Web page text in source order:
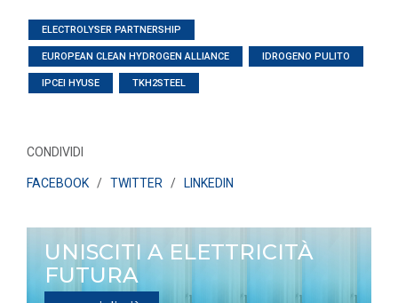
ELECTROLYSER PARTNERSHIP
EUROPEAN CLEAN HYDROGEN ALLIANCE IDROGENO PULITO
IPCEI HYUSE TKH2STEEL
CONDIVIDI
FACEBOOK / TWITTER / LINKEDIN
UNISCITI A ELETTRICITÀ
FUTURA